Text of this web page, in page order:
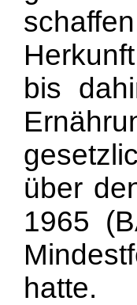
bis
über
1965
hatte.